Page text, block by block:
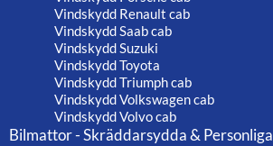
Vindskydd Renault cab
Vindskydd Saab cab
Vindskydd Suzuki
Vindskydd Toyota
Vindskydd Triumph cab
Vindskydd Volkswagen cab
Vindskydd Volvo cab
Bilmattor - Skräddarsydda & Personliga